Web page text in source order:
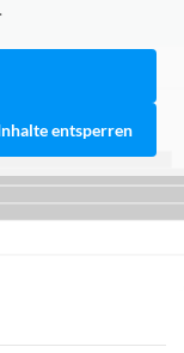
entsperren